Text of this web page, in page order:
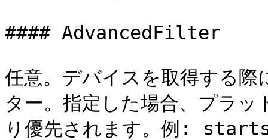
#### AdvancedFilter
任意。デバイスを取得する
ター。指定した場合、プラ
り優先されます。例: